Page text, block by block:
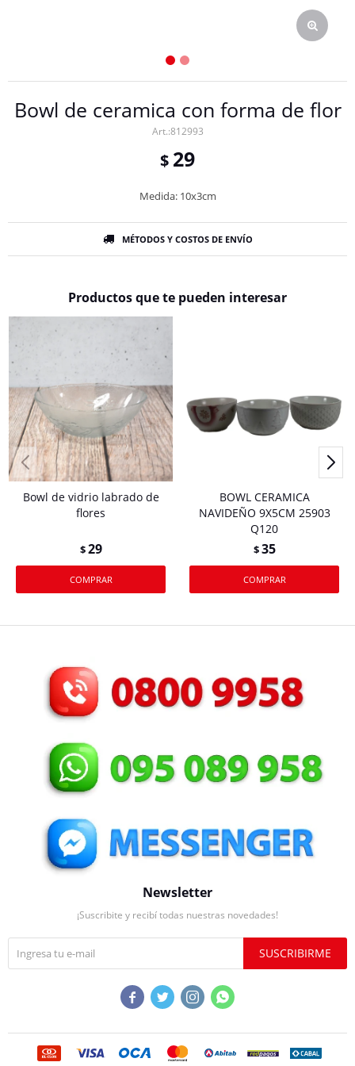
Bowl de ceramica con forma de flor
812993
$ 29
Medida: 10x3cm
MÉTODOS Y COSTOS DE ENVÍO
Productos que te pueden interesar
Bowl de vidrio labrado de
flores
$29
BOWL CERAMICA
NAVIDEÑO 9X5CM 25903
Q120
$35
Newsletter
¡Suscribite y recibí todas nuestras novedades!
SUSCRIBIRME
   